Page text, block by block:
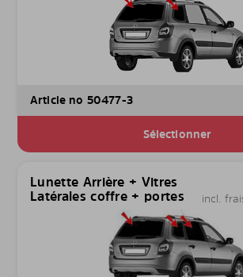
Article no 50477-3
Sélectionner
Lunette Arrière + Vitres
Latérales coffre + portes
incl.